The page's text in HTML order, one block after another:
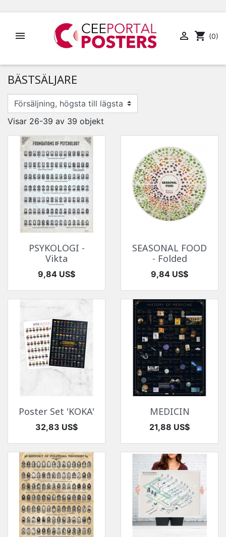
  shopping_cart (0)
BÄSTSÄLJARE
Visar 26-39 av 39 objekt
PSYKOLOGI -
Vikta
Pris
9,84 US$
SEASONAL FOOD
- Folded
Pris
9,84 US$
Poster Set 'KOKA'
Pris
32,83 US$
MEDICIN
Pris
21,88 US$